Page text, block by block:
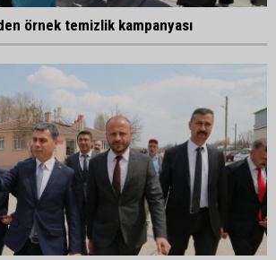
örnek temizlik kampanyası